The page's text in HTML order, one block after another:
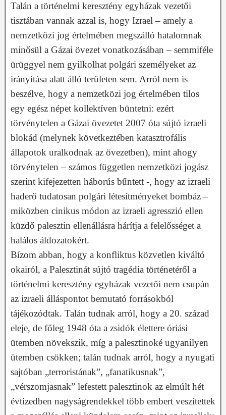
Talán a történelmi keresztény egyházak vezetői
tisztában vannak azzal is, hogy Izrael – amely a
nemzetközi jog értelmében megszálló hatalomnak
minősül a Gázai övezet vonatkozásában – semmiféle
ürüggyel nem gyilkolhat polgári személyeket az
irányítása alatt álló területen sem. Arról nem is
beszélve, hogy a nemzetközi jog értelmében tilos
egy egész népet kollektíven büntetni: ezért
törvénytelen a Gázai övezetet 2007 óta sújtó izraeli
blokád (melynek következtében katasztrofális
állapotok uralkodnak az övezetben), mint ahogy
törvénytelen – számos független nemzetközi jogász
szerint kifejezetten háborús bűntett -, hogy az izraeli
haderő tudatosan polgári létesítményeket bombáz –
miközben cinikus módon az izraeli agresszió ellen
küzdő palesztin ellenállásra hárítja a felelősséget a
halálos áldozatokért.
Bízom abban, hogy a konfliktus közvetlen kiváltó
okairól, a Palesztinát sújtó tragédia történetéről a
történelmi keresztény egyházak vezetői nem csupán
az izraeli álláspontot bemutató forrásokból
tájékozódtak. Talán tudnak arról, hogy a 20. század
eleje, de főleg 1948 óta a zsidók élettere óriási
ütemben növekszik, míg a palesztinoké ugyanilyen
ütemben csökken; talán tudnak arról, hogy a nyugati
sajtóban „terroristának”, „fanatikusnak”,
„vérszomjasnak” lefestett palesztinok az elmúlt hét
évtizedben nagyságrendekkel több embert veszítettek